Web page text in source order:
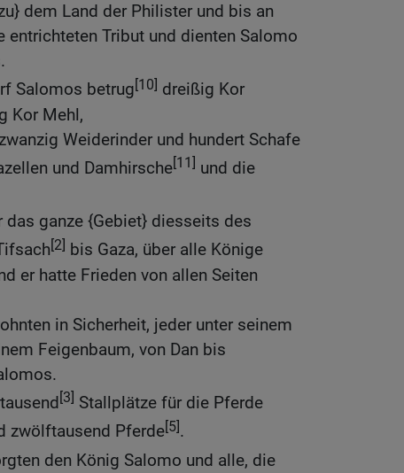
dem Land der Philister und bis an
entrichteten Tribut und dienten Salomo
Salomos betrug[10] dreißig Kor
Kor Mehl,
Weiderinder und hundert Schafe
und Damhirsche[11] und die
das ganze {Gebiet} diesseits des
[2] bis Gaza, über alle Könige
er hatte Frieden von allen Seiten
in Sicherheit, jeder unter seinem
Feigenbaum, von Dan bis
[3] Stallplätze für die Pferde
zwölftausend Pferde[5].
den König Salomo und alle, die